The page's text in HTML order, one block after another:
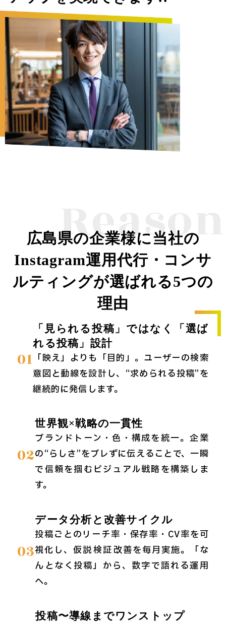
Reason
広島県の企業様に当社の
Instagram運用代行・コンサ
ルティングが選ばれる5つの
理由
01
「見られる投稿」ではなく「選ば
れる投稿」設計
「映え」よりも「目的」。ユーザーの検索
意図と動線を設計し、“求められる投稿”を
継続的に発信します。
02
世界観×戦略の一貫性
ブランドトーン・色・構成を統一。企業
の“らしさ”をブレずに伝えることで、一瞬
で信頼を掴むビジュアル戦略を構築しま
す。
03
データ分析と改善サイクル
投稿ごとのリーチ率・保存率・CV率を可
視化し、仮説→検証→改善を毎月実施。「な
んとなく投稿」から、数字で語れる運用
へ。
投稿〜導線までワンストップ